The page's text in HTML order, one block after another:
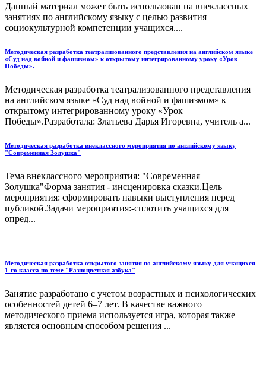
Данный материал может быть использован на внеклассных
занятиях по английскому языку с целью развития
социокультурной компетенции учащихся....
Методическая разработка театрализованного представления на английском языке
«Суд над войной и фашизмом» к открытому интегрированному уроку «Урок
Победы».
Методическая разработка театрализованного представления
на английском языке «Суд над войной и фашизмом» к
открытому интегрированному уроку «Урок
Победы».Разработала: Златьева Дарья Игоревна, учитель а...
Методическая разработка внеклассного мероприятия по английскому языку
"Современная Золушка"
Тема внеклассного мероприятия: "Современная
Золушка"Форма занятия - инсценировка сказки.Цель
мероприятия: сформировать навыки выступления перед
публикой.Задачи мероприятия:-сплотить учащихся для
опред...
Методическая разработка открытого занятия по английскому языку для учащихся
1-го класса по теме "Разноцветная азбука"
Занятие разработано с учетом возрастных и психологических
особенностей детей 6–7 лет. В качестве важного
методического приема используется игра, которая также
является основным способом решения ...